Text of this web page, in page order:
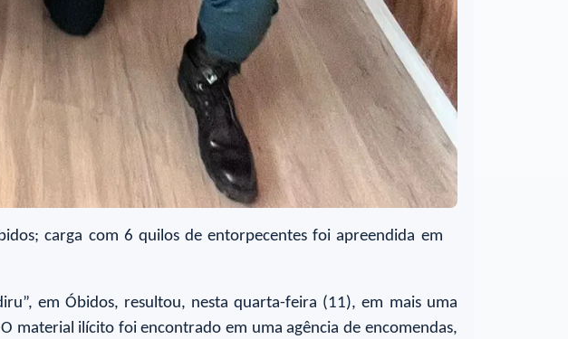
carga com 6 quilos de entorpecentes foi apreendida em
em Óbidos, resultou, nesta quarta-feira (11), em mais uma
material ilícito foi encontrado em uma agência de encomendas,